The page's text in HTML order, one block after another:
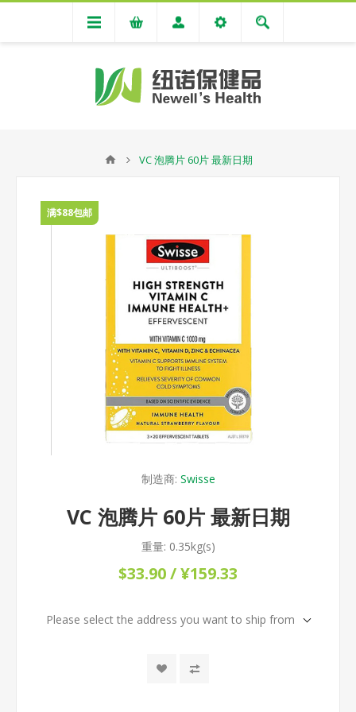
VC 泡腾片 60片 最新日期
满$88包邮
制造商: Swisse
VC 泡腾片 60片 最新日期
重量: 0.35kg(s)
$33.90 / ¥159.33
Please select the address you want to ship from